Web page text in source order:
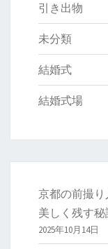
引き出物
未分類
結婚式
結婚式場
京都の前撮
美しく残す秘
2025年10月14日